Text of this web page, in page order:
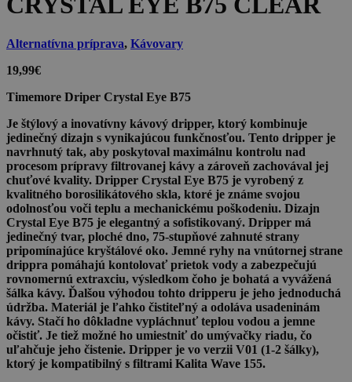
Alternatívna príprava, Kávovary
19,99€
Timemore Driper Crystal Eye B75
Je štýlový a inovatívny kávový dripper, ktorý kombinuje
jedinečný dizajn s vynikajúcou funkčnosťou. Tento dripper je
navrhnutý tak, aby poskytoval maximálnu kontrolu nad
procesom prípravy filtrovanej kávy a zároveň zachovával jej
chuťové kvality. Dripper Crystal Eye B75 je vyrobený z
kvalitného borosilikátového skla, ktoré je známe svojou
odolnosťou voči teplu a mechanickému poškodeniu. Dizajn
Crystal Eye B75 je elegantný a sofistikovaný. Dripper má
jedinečný tvar, ploché dno, 75-stupňové zahnuté strany
pripomínajúce kryštálové oko. Jemné ryhy na vnútornej strane
drippra pomáhajú kontolovať prietok vody a zabezpečujú
rovnomernú extraxciu, výsledkom čoho je bohatá a vyvážená
šálka kávy. Ďalšou výhodou tohto dripperu je jeho jednoduchá
údržba. Materiál je ľahko čistiteľný a odoláva usadeninám
kávy. Stačí ho dôkladne vypláchnuť teplou vodou a jemne
očistiť. Je tiež možné ho umiestniť do umývačky riadu, čo
uľahčuje jeho čistenie. Dripper je vo verzii V01 (1-2 šálky),
ktorý je kompatibilný s filtrami Kalita Wave 155.